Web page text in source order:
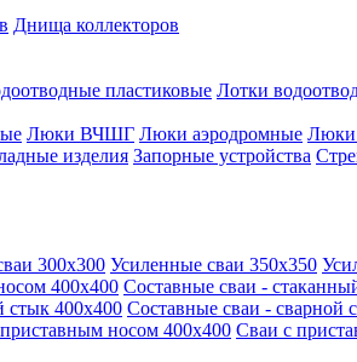
Днища коллекторов
пластиковые Лотки
Люки ВЧШГ Люки аэродромные Люки
изделия Запорные устройства
300х300 Усиленные сваи 350х350
400х400 Составные сваи -
стык 400х400 Составные сваи - сварной
носом 400х400 Сваи с